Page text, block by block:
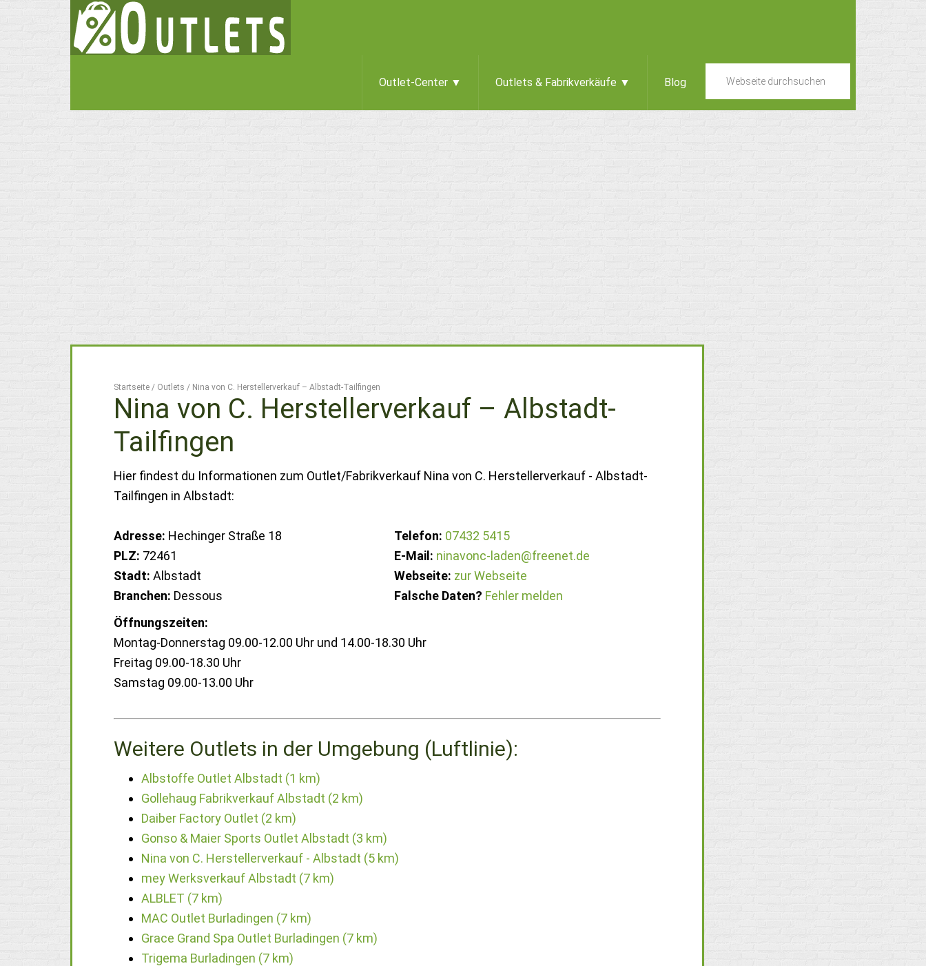
Outlet-Center ▼ Outlets & Fabrikverkäufe ▼ Blog
Startseite / Outlets / Nina von C. Herstellerverkauf – Albstadt-Tailfingen
Nina von C. Herstellerverkauf – Albstadt-
Tailfingen
Hier findest du Informationen zum Outlet/Fabrikverkauf Nina von C. Herstellerverkauf - Albstadt-
Tailfingen in Albstadt:
Adresse: Hechinger Straße 18
PLZ: 72461
Stadt: Albstadt
Branchen: Dessous
Telefon: 07432 5415
E-Mail: ninavonc-laden@freenet.de
Webseite: zur Webseite
Falsche Daten? Fehler melden
Öffnungszeiten:
Montag-Donnerstag 09.00-12.00 Uhr und 14.00-18.30 Uhr
Freitag 09.00-18.30 Uhr
Samstag 09.00-13.00 Uhr
Weitere Outlets in der Umgebung (Luftlinie):
Albstoffe Outlet Albstadt (1 km)
Gollehaug Fabrikverkauf Albstadt (2 km)
Daiber Factory Outlet (2 km)
Gonso & Maier Sports Outlet Albstadt (3 km)
Nina von C. Herstellerverkauf - Albstadt (5 km)
mey Werksverkauf Albstadt (7 km)
ALBLET (7 km)
MAC Outlet Burladingen (7 km)
Grace Grand Spa Outlet Burladingen (7 km)
Trigema Burladingen (7 km)